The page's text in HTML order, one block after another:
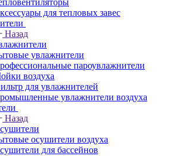
для тепловых завес
Назад
увлажнители
пароувлажнители
воздуха
для увлажнителей
увлажнители воздуха
Назад
осушители воздуха
для бассейнов